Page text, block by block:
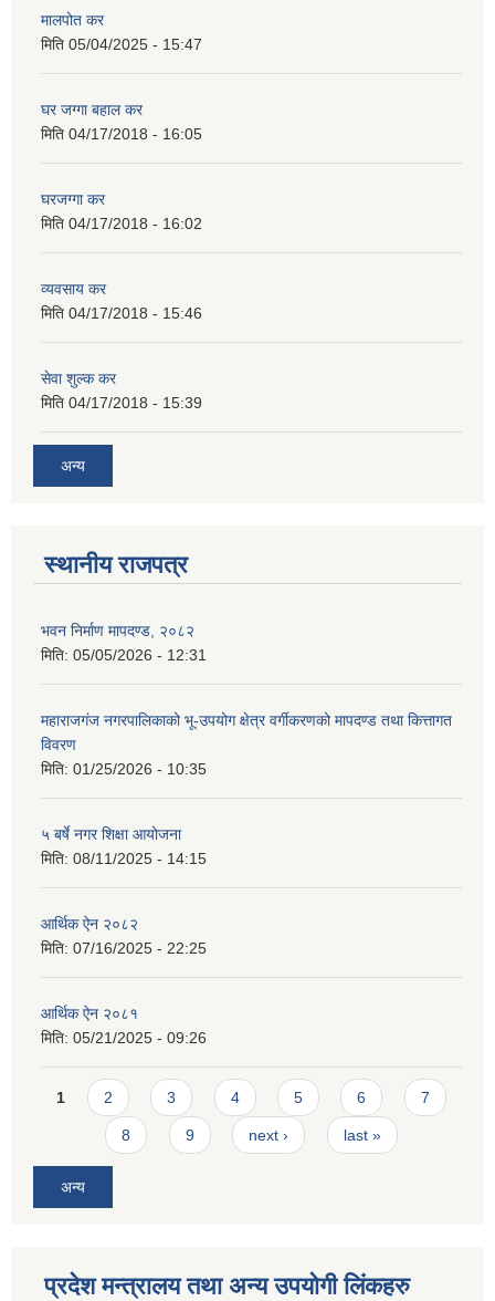
मालपोत कर
मिति 05/04/2025 - 15:47
घर जग्गा बहाल कर
मिति 04/17/2018 - 16:05
घरजग्गा कर
मिति 04/17/2018 - 16:02
व्यवसाय कर
मिति 04/17/2018 - 15:46
सेवा शुल्क कर
मिति 04/17/2018 - 15:39
अन्य
स्थानीय राजपत्र
भवन निर्माण मापदण्ड, २०८२
मिति: 05/05/2026 - 12:31
महाराजगंज नगरपालिकाको भू-उपयोग क्षेत्र वर्गीकरणको मापदण्ड तथा कित्तागत
विवरण
मिति: 01/25/2026 - 10:35
५ बर्षे नगर शिक्षा आयोजना
मिति: 08/11/2025 - 14:15
आर्थिक ऐन २०८२
मिति: 07/16/2025 - 22:25
आर्थिक ऐन २०८१
मिति: 05/21/2025 - 09:26
Pages
1 2 3 4 5 6 7
8 9 next › last »
अन्य
प्रदेश मन्त्रालय तथा अन्य उपयोगी लिंकहरु